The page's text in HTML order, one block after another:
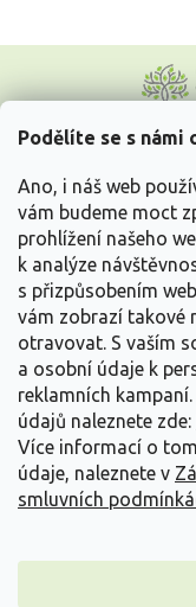
Podělíte se s námi
Ano, i náš web
vám budeme moct
prohlížení našeho
k analýze
s přizpůsobením
vám zobrazí takové
otravovat. S vaším
a osobní údaje k
reklamních
údajů naleznete zde:
Více informací o
údaje, naleznete v
smluvních
p
Vše o nákupu
Informace pro Vás
Kontakujte nás